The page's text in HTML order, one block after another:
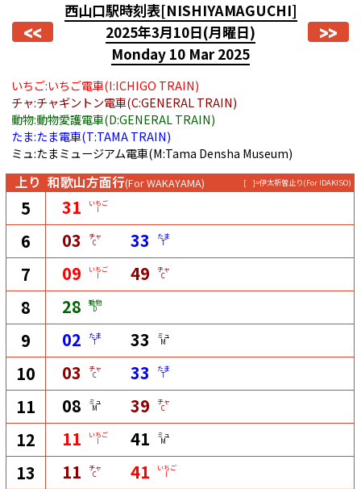
<<
西山口駅時刻表[NISHIYAMAGUCHI]
2025年3月10日(月曜日)
Monday 10 Mar 2025
>>
いちご:いちご電車(I:ICHIGO TRAIN)
チャ:チャギントン電車(C:GENERAL TRAIN)
動物:動物愛護電車(D:GENERAL TRAIN)
たま:たま電車(T:TAMA TRAIN)
ミュ:たまミュージアム電車(M:Tama Densha Museum)
上り 和歌山方面行(For WAKAYAMA) [ ]=伊太祈曽止り(For IDAKISO)
5 31 いちご
I
6 03 チャ
C 33 たま
T
7 09 いちご
I 49 チャ
C
8 28 動物
D
9 02 たま
T 33 ミュ
M
10 03 チャ
C 33 たま
T
11 08 ミュ
M 39 チャ
C
12 11 いちご
I 41 ミュ
M
13 11 チャ
C 41 いちご
I